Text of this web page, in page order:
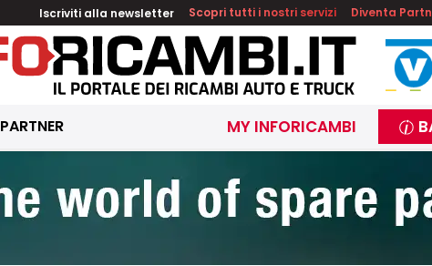
Iscriviti alla newsletter Scopri tutti i nostri servizi Diventa
PARTNER MY INFORICAMBI